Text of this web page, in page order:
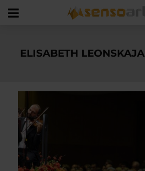
ELISABETH LEONSKAJA